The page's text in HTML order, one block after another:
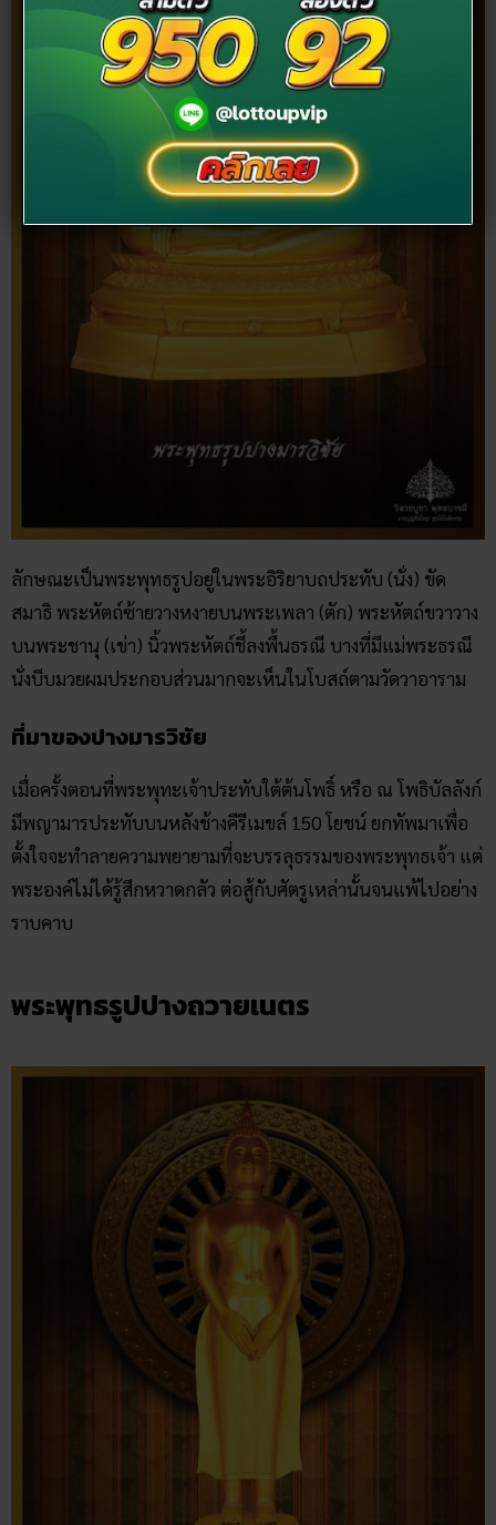
ลักษณะเป็นพระพุทธรูปอยู่ในพระอิริยาบถประทับ (นั่ง) ขัด
สมาธิ พระหัตถ์ซ้ายวางหงายบนพระเพลา (ตัก) พระหัตถ์ขวาวาง
บนพระชานุ (เข่า) นิ้วพระหัตถ์ชี้ลงพื้นธรณี บางที่มีแม่พระธรณี
นั่งบีบมวยผมประกอบส่วนมากจะเห็นในโบสถ์ตามวัดวาอาราม
ที่มาของปางมารวิชัย
เมื่อครั้งตอนที่พระพุทะเจ้าประทับใต้ต้นโพธิ์ หรือ ณ โพธิบัลลังก์
มีพญามารประทับบนหลังช้างคีรีเมขล์ 150 โยชน์ ยกทัพมาเพื่อ
ตั้งใจจะทำลายความพยายามที่จะบรรลุธรรมของพระพุทธเจ้า แต่
พระองค์ไม่ได้รู้สึกหวาดกลัว ต่อสู้กับศัตรูเหล่านั้นจนแพ้ไปอย่าง
ราบคาบ
พระพุทธรูปปางถวายเนตร